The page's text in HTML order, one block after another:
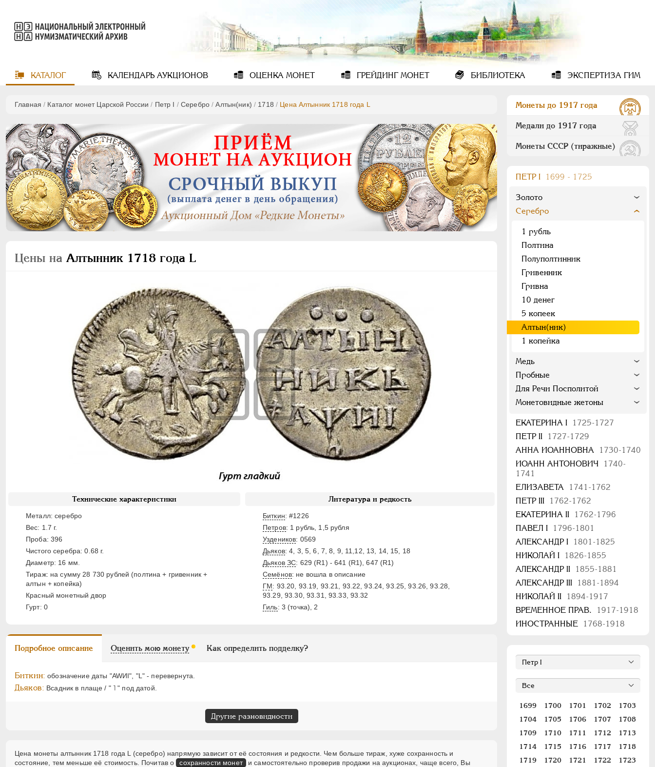
КАТАЛОГ КАЛЕНДАРЬАУКЦИОНОВ ОЦЕНКА МОНЕТ ГРЕЙДИНГМОНЕТ БИБЛИОТЕКА ЭКСПЕРТИЗА ГИМ
Главная / Каталог монет Царской России / Пeтр I /Серебро /Алтын(ник) / 1718 / Цена Алтынник 1718 года L
Цены на Алтынник 1718 года L
Технические характеристики
Металл: серебро
Вес: 1.7 г.
Проба: 396
Чистого серебра: 0.68 г.
Диаметр: 16 мм.
Тираж: на сумму 28 730 рублей (полтина + гривенник +
алтын + копейка)
Красный монетный двор
Гурт: 0
Литература и редкость
Биткин: #1226
Петров: 1 рубль, 1,5 рубля
Уздеников: 0569
Дьяков: 4, 3, 5, 6, 7, 8, 9, 11,12, 13, 14, 15, 18
Дьяков ЗС: 629 (R1) - 641 (R1), 647 (R1)
Семёнов: не вошла в описание
ГМ: 93.20, 93.19, 93.21, 93.22, 93.24, 93.25, 93.26, 93.28,
93.29, 93.30, 93.31, 93.33, 93.32
Гиль: 3 (точка), 2
Подробное описание Оценить мою монету Как определить подделку?
Биткин: обозначение даты "AWИI", "L" - перевернута.
Дьяков: Всадник в плаще / " ˥ " под датой.
Другие разновидности
Цена монеты алтынник 1718 года L (серебро) напрямую зависит от её состояния и редкости. Чем больше тираж, хуже сохранность и
состояние, тем меньше её стоимость. Почитав о сохранности монет и самостоятельно проверив продажи на аукционах, чаще всего, Вы
Монеты до 1917 года
Медали до 1917 года
Монеты СССР (тиражные)
ПEТР I 1699 - 1725
Золото
Серебро
1 рубль
Полтина
Полуполтинник
Гривенник
Гривна
10 денег
5 копеек
Алтын(ник)
1 копейка
Медь
Пробные
Для Речи Посполитой
Монетовидные жетоны
ЕКАТЕРИНА I
1725-1727
ПЕТР II
1727-1729
АННА ИОАННОВНА
1730-1740
ИОАНН АНТОНОВИЧ
1740-
1741
ЕЛИЗАВЕТА
1741-1762
ПЕТР III
1762-1762
ЕКАТЕРИНА II
1762-1796
ПАВЕЛ I
1796-1801
АЛЕКСАНДР I
1801-1825
НИКОЛАЙ I
1826-1855
АЛЕКСАНДР II
1855-1881
АЛЕКСАНДР III
1881-1894
НИКОЛАЙ II
1894-1917
ВРЕМЕННОЕ ПРАВ.
1917-1918
ИНОСТРАННЫЕ
1768-1918
1699 1700 1701 1702
1703
1704
1705 1706 1707
1708
1709
1710 1711 1712
1713
1714
1715 1716 1717
1718
1719
1720 1721 1722
1723